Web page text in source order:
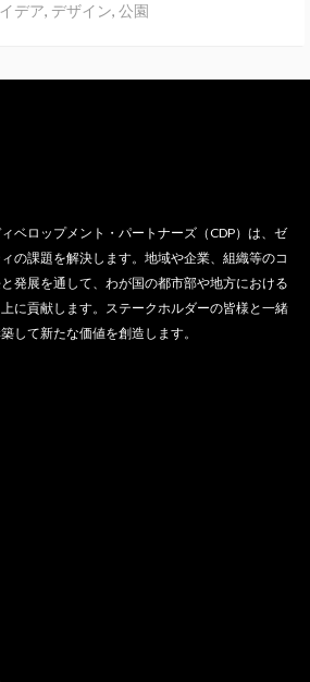
デア, デザイン, 公園
ベロップメント・パートナーズ（CDP）は、ゼ
の課題を解決します。地域や企業、組織等のコ
発展を通して、わが国の都市部や地方における
に貢献します。ステークホルダーの皆様と一緒
して新たな価値を創造します。